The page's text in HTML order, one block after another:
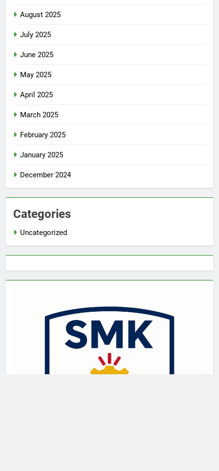
August 2025
July 2025
June 2025
May 2025
April 2025
March 2025
February 2025
January 2025
December 2024
Categories
Uncategorized